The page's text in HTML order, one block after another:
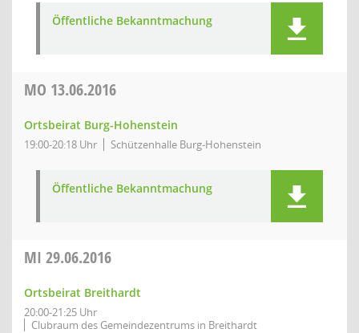
Öffentliche Bekanntmachung
MO 13.06.2016
Ortsbeirat Burg-Hohenstein
19:00-20:18 Uhr Schützenhalle Burg-Hohenstein
Öffentliche Bekanntmachung
MI 29.06.2016
Ortsbeirat Breithardt
20:00-21:25 Uhr
Clubraum des Gemeindezentrums in Breithardt